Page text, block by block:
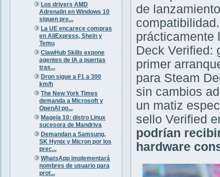
Los drivers AMD
Adrenalin en Windows 10
siguen pre...
La UE encarece compras
en AliExpress, Shein y
Temu
ClawHub Skills expone
agentes de IA a puertas
tras...
Dron sigue a F1 a 300
km/h
The New York Times
demanda a Microsoft y
OpenAI po...
Mageia 10: distro Linux
sucesora de Mandriva
Demandan a Samsung,
SK Hynix y Micron por los
prec...
WhatsApp implementará
nombres de usuario para
prot...
de
prácticamente
Deck Verified:
primer
para Steam
sin cambios
un matiz
sello Verified
podrían
hardware